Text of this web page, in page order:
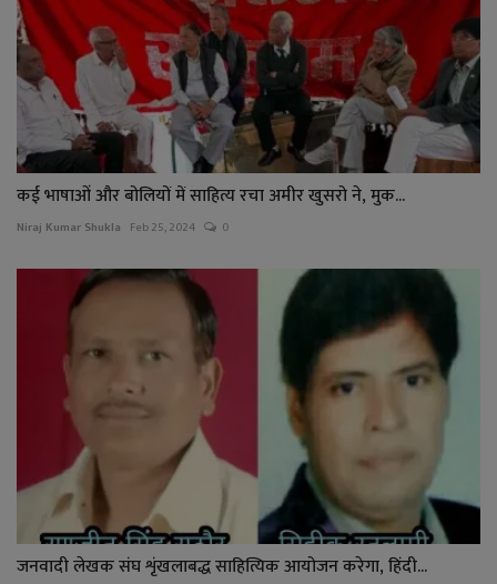
कई भाषाओं और बोलियों में साहित्य रचा अमीर खुसरो ने, मुक...
Niraj Kumar Shukla Feb 25, 2024 0
जनवादी लेखक संघ शृंखलाबद्ध साहित्यिक आयोजन करेगा, हिंदी...